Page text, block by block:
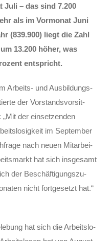
– das sind 7.200
als im Vor­mo­nat Juni
(839.900) liegt die Zahl
13.200 höher, was
entspricht.
Arbeits- und Aus­bil­dungs­
der Vor­stands­vor­sit­
der ein­set­zen­den
im Sep­tem­ber
nach neu­en Mit­ar­bei­
hat sich ins­ge­samt
der Beschäf­ti­gungs­zu­
nicht fort­ge­setzt hat.“
hat sich die Arbeits­lo­